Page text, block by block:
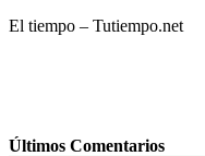
El tiempo – Tutiempo.net
Últimos Comentarios